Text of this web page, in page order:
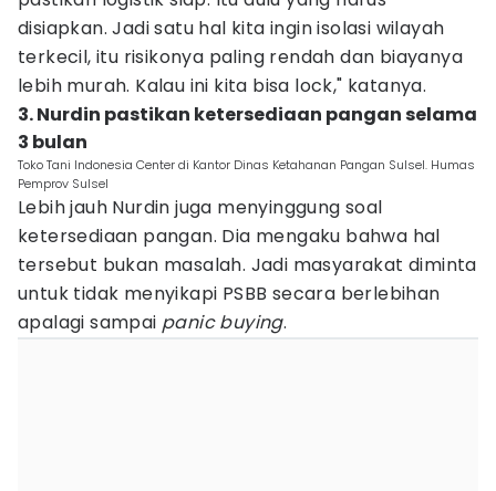
disiapkan. Jadi satu hal kita ingin isolasi wilayah
terkecil, itu risikonya paling rendah dan biayanya
lebih murah. Kalau ini kita bisa lock," katanya.
3. Nurdin pastikan ketersediaan pangan selama
3 bulan
Toko Tani Indonesia Center di Kantor Dinas Ketahanan Pangan Sulsel. Humas
Pemprov Sulsel
Lebih jauh Nurdin juga menyinggung soal
ketersediaan pangan. Dia mengaku bahwa hal
tersebut bukan masalah. Jadi masyarakat diminta
untuk tidak menyikapi PSBB secara berlebihan
apalagi sampai panic buying.